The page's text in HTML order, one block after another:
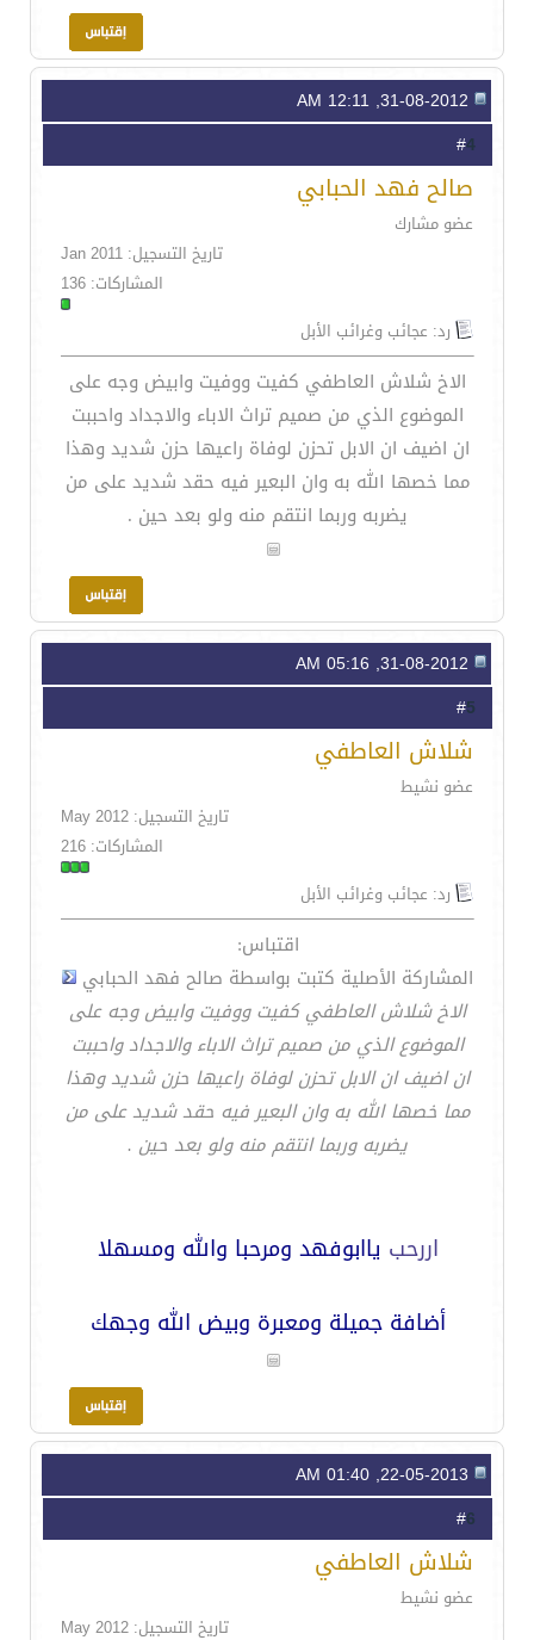
4
صالح فهد الحبابي
عضو مشارك
تاريخ التسجيل: Jan 2011
المشاركات: 136
رد: عجائب وغرائب الأبل
الاخ شلاش العاطفي كفيت ووفيت وابيض وجه على
الموضوع الذي من صميم تراث الاباء والاجداد واحببت
ان اضيف ان الابل تحزن لوفاة راعيها حزن شديد وهذا
مما خصها الله به وان البعير فيه حقد شديد على من
يضربه وربما انتقم منه ولو بعد حين .
5
شلاش العاطفي
عضو نشيط
تاريخ التسجيل: May 2012
المشاركات: 216
رد: عجائب وغرائب الأبل
اقتباس:
المشاركة الأصلية كتبت بواسطة صالح فهد الحبابي
الاخ شلاش العاطفي كفيت ووفيت وابيض وجه على
الموضوع الذي من صميم تراث الاباء والاجداد واحببت
ان اضيف ان الابل تحزن لوفاة راعيها حزن شديد وهذا
مما خصها الله به وان البعير فيه حقد شديد على من
يضربه وربما انتقم منه ولو بعد حين .
اررحب ياابوفهد ومرحبا والله ومسهلا
أضافة جميلة ومعبرة وبيض الله وجهك
6
شلاش العاطفي
عضو نشيط
تاريخ التسجيل: May 2012